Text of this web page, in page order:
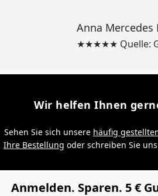
Anna Mercedes
★★★★★ Quelle:
Wir helfen Ihnen
Sehen Sie sich unsere häufig
Ihre Bestellung oder schreiben Sie
Anmelden. Sparen. 5 €